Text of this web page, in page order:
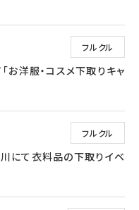
フルクル
お洋服・コスメ下取りキャ
フルクル
にて衣料品の下取りイベ